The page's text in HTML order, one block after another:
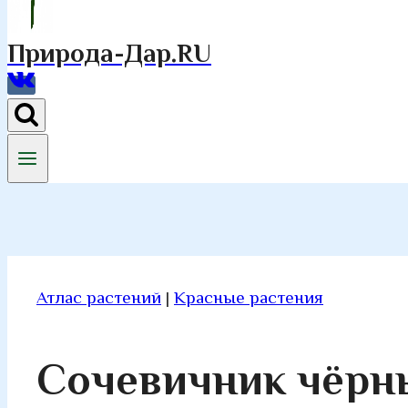
Природа-Дар.RU
Атлас растений | Красные растения
Сочевичник